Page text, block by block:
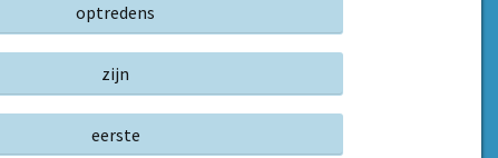
optredens
zijn
eerste